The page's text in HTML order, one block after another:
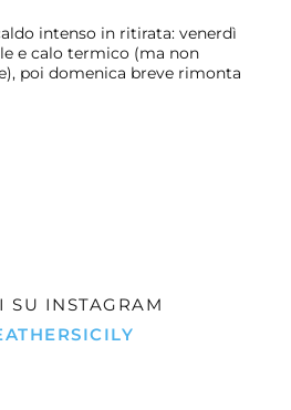
intenso in ritirata: venerdì
e calo termico (ma non
poi domenica breve rimonta
SU INSTAGRAM